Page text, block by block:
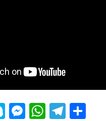
SkypeMessenger